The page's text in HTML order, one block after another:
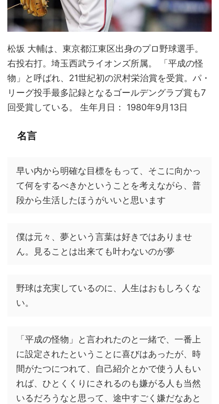
松坂 大輔は、東京都江東区出身のプロ野球選手。
右投右打。埼玉西武ライオンズ所属。 「平成の怪
物」と呼ばれ、21世紀初の沢村栄治賞を受賞。パ・
リーグ投手最多記録となるゴールデングラブ賞も7
回受賞している。 生年月日： 1980年9月13日
名言
早い内から明確な目標をもって、そこに向かっ
て何をするべきかということを考えながら、普
段から生活したほうがいいと思います
僕は元々、夢という言葉は好きではありませ
ん。見ることは出来ても叶わないのが夢
野球は充実しているのに、人生はおもしろくな
い。
「平成の怪物」と言われたのと一緒で、一番上
に設定されたということに喜びはあったが、時
間がたつにつれて、自己紹介とかで使う人もい
れば、ひとくくりにされるのも嫌がる人も当然
いるだろうなと思って、途中すごく嫌だなあと